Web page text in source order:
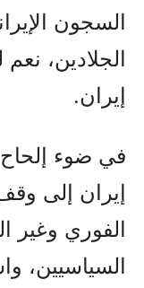
السجون
الجلادين،
إيران.
في ضوء
إيران إلى
الفوري وغير
السياسيين،